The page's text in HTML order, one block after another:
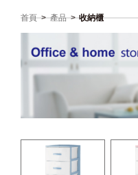
首頁 > 產品 > 收納櫃